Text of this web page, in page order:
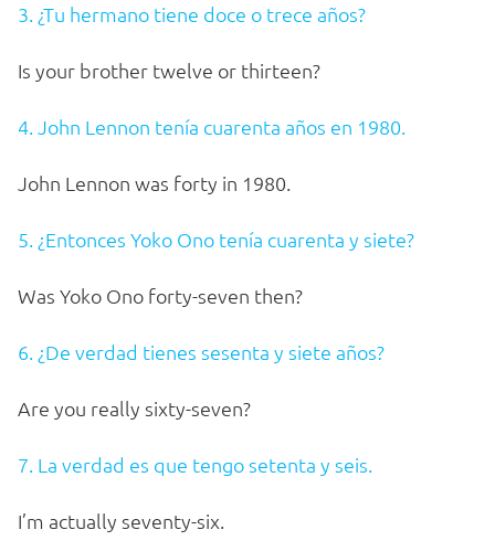
3. ¿Tu hermano tiene doce o trece años?
Is your brother twelve or thirteen?
4. John Lennon tenía cuarenta años en 1980.
John Lennon was forty in 1980.
5. ¿Entonces Yoko Ono tenía cuarenta y siete?
Was Yoko Ono forty-seven then?
6. ¿De verdad tienes sesenta y siete años?
Are you really sixty-seven?
7. La verdad es que tengo setenta y seis.
I’m actually seventy-six.